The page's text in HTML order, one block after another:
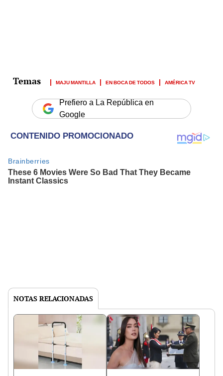
MAJU MANTILLA EN BOCA DE TODOS AMÉRICA TV
Prefiero a La República en
Google
NOTAS RELACIONADAS